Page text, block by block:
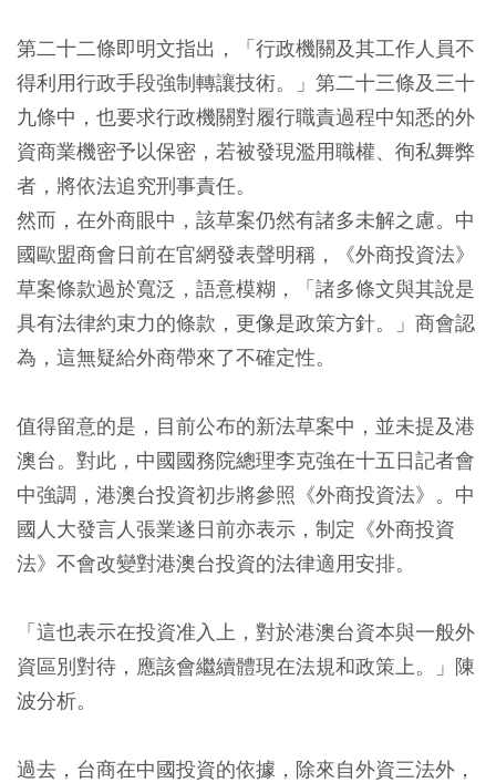
第二十二條即明文指出，「行政機關及其工作人員不
得利用行政手段強制轉讓技術。」第二十三條及三十
九條中，也要求行政機關對履行職責過程中知悉的外
資商業機密予以保密，若被發現濫用職權、徇私舞弊
者，將依法追究刑事責任。
然而，在外商眼中，該草案仍然有諸多未解之慮。中
國歐盟商會日前在官網發表聲明稱，《外商投資法》
草案條款過於寬泛，語意模糊，「諸多條文與其說是
具有法律約束力的條款，更像是政策方針。」商會認
為，這無疑給外商帶來了不確定性。
值得留意的是，目前公布的新法草案中，並未提及港
澳台。對此，中國國務院總理李克強在十五日記者會
中強調，港澳台投資初步將參照《外商投資法》。中
國人大發言人張業遂日前亦表示，制定《外商投資
法》不會改變對港澳台投資的法律適用安排。
「這也表示在投資准入上，對於港澳台資本與一般外
資區別對待，應該會繼續體現在法規和政策上。」陳
波分析。
過去，台商在中國投資的依據，除來自外資三法外，